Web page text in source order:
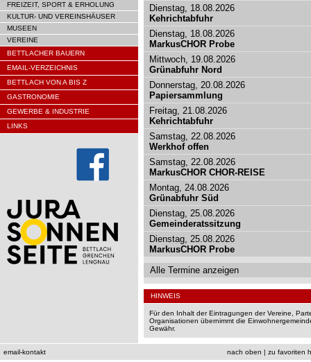
FREIZEIT, SPORT & ERHOLUNG
KULTUR- UND VEREINSHÄUSER
MUSEEN
VEREINE
BETTLACHER BAUERN
EMAIL-VERZEICHNIS
BETTLACH VON A BIS Z
GASTRONOMIE
GEWERBE & INDUSTRIE
LINKS
Dienstag, 18.08.2026
Kehrichtabfuhr
Dienstag, 18.08.2026
MarkusCHOR Probe
Mittwoch, 19.08.2026
Grünabfuhr Nord
Donnerstag, 20.08.2026
Papiersammlung
Freitag, 21.08.2026
Kehrichtabfuhr
Samstag, 22.08.2026
Werkhof offen
Samstag, 22.08.2026
MarkusCHOR CHOR-REISE
Montag, 24.08.2026
Grünabfuhr Süd
Dienstag, 25.08.2026
Gemeinderatssitzung
Dienstag, 25.08.2026
MarkusCHOR Probe
Alle Termine anzeigen
HINWEIS
Für den Inhalt der Eintragungen der Vereine,
Organisationen übernimmt die
Gewähr.
email-kontakt nach oben | zu favoriten